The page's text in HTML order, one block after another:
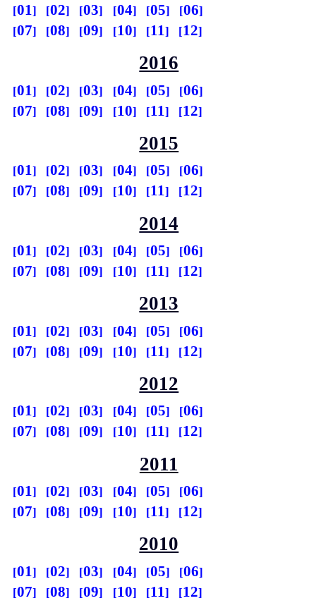
01 02 03 04 05
06
07
08 09 10 11 12
2016
01 02 03 04 05
06
07
08 09 10 11 12
2015
01 02 03 04 05
06
07
08 09 10 11 12
2014
01 02 03 04 05
06
07
08 09 10 11 12
2013
01 02 03 04 05
06
07
08 09 10 11 12
2012
01 02 03 04 05
06
07
08 09 10 11 12
2011
01 02 03 04 05
06
07
08 09 10 11 12
2010
01 02 03 04 05
06
07
08 09 10 11 12